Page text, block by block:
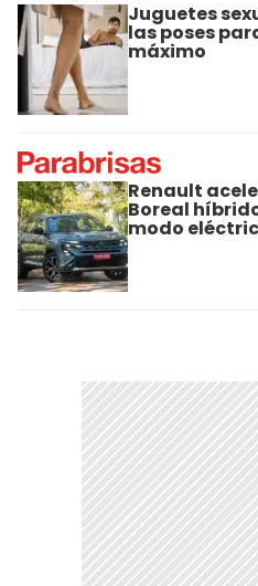
Juguetes
las poses
máximo
Renault
Boreal
modo